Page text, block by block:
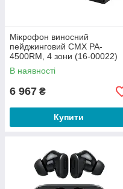
Мікрофон виносний
пейджинговий CMX PA-
4500RM, 4 зони (16-00022)
В наявності
6 967 ₴
Купити